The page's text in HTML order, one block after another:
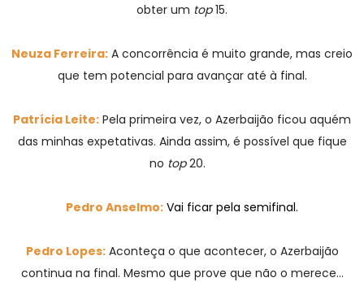
obter um top15.
Neuza Ferreira: A concorrência é muito grande, mas creio
que tem potencial para avançar até à final.
Patrícia Leite: Pela primeira vez, o Azerbaijão ficou aquém
das minhas expetativas. Ainda assim, é possível que fique
no top20.
Pedro Anselmo: Vai ficar pela semifinal.
Pedro Lopes:Aconteça o que acontecer, o Azerbaijão
continua na final. Mesmo que prove que não o merece…